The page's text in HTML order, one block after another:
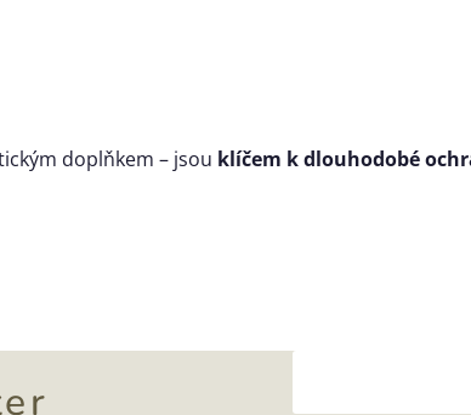
doplňkem – jsou klíčem k dlouhodobé